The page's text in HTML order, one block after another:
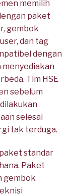
memilih
paket
gembok
dan tag
dengan
menyediakan
Tim HSE
sebelum
selesai
tak terduga.
standar
Paket
gembok